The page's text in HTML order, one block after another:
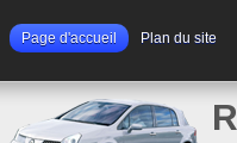
Page d'accueil Plan du site